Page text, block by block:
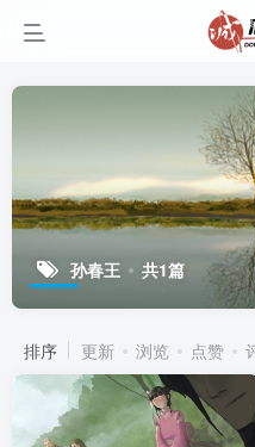
孙春王 共1篇
排序 更新 浏览 点赞